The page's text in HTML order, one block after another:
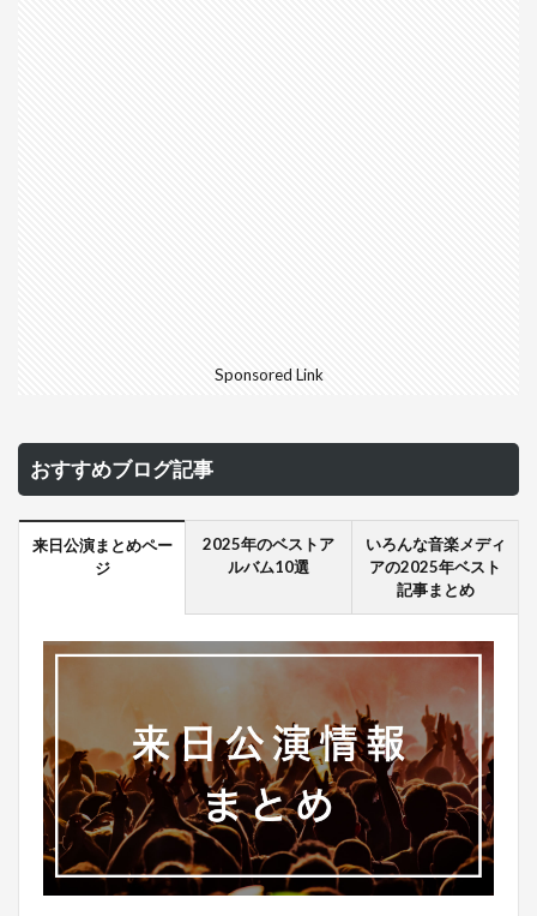
Sponsored Link
おすすめブログ記事
来日公演まとめペー
ジ
2025年のベストア
ルバム10選
いろんな音楽メディ
アの2025年ベスト
記事まとめ